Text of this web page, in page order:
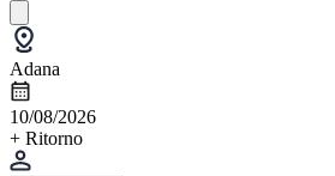
Adana
10/08/2026
+ Ritorno